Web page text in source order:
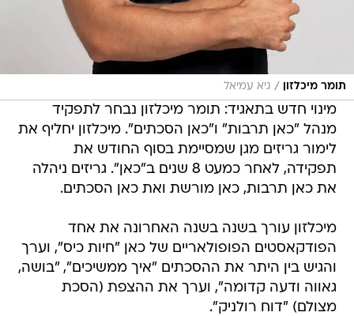
תומר מיכלזון / גיא עמיאל
מינוי חדש בתאגיד: תומר מיכלזון נבחר לתפקיד
מנהל "כאן תרבות" ו"כאן הסכתים". מיכלזון יחליף את
לימור גריזים מגן שמסיימת בסוף החודש את
תפקידה, לאחר כמעט 8 שנים ב"כאן". גריזים ניהלה
את כאן תרבות, כאן מורשת ואת כאן הסכתים.
מיכלזון עורך בשנה בשנה האחרונה את אחד
הפודקאסטים הפופולאריים של כאן "חיות כיס", וערך
והגיש בין היתר את ההסכתים "איך ממשיכים", "בושה,
גאווה ודעה קדומה", וערך את ההצפת (הסכת
מצולם) "דוח רולניק".